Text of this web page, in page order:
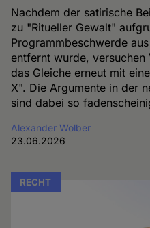
Nachdem der satirische
zu "Ritueller Gewalt"
Programmbeschwerde
entfernt wurde,
das Gleiche erneut mit
X". Die Argumente in der
sind dabei so
Alexander Wolber
23.06.2026
RECHT